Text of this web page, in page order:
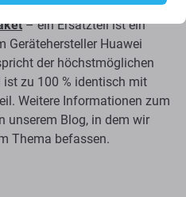
– ein Ersatzteil ist ein
Gerätehersteller Huawei
der höchstmöglichen
zu 100 % identisch mit
Weitere Informationen zum
unserem Blog, in dem wir
Thema befassen.